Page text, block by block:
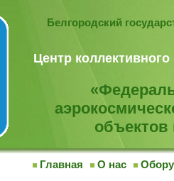
Белгородский
Центр
объектов
Главная О нас